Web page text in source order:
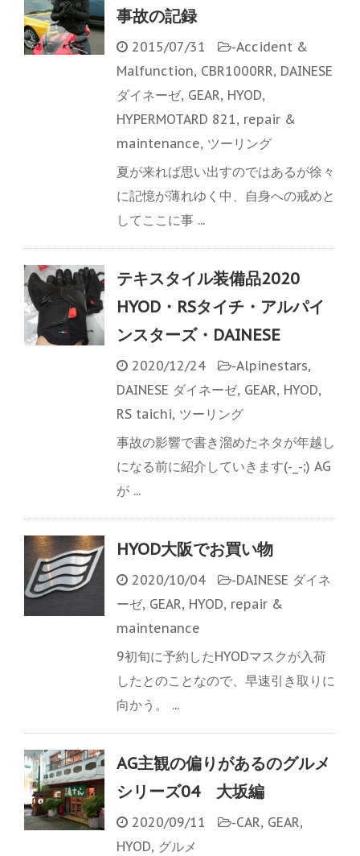
事故の記録
2015/07/31 -Accident &
Malfunction, CBR1000RR, DAINESE
ダイネーゼ, GEAR, HYOD,
HYPERMOTARD 821, repair &
maintenance, ツーリング
夏が来れば思い出すのではあるが徐々
に記憶が薄れゆく中、自身への戒めと
してここに事 ...
テキスタイル装備品2020
HYOD・RSタイチ・アルパイ
ンスターズ・DAINESE
2020/12/24 -Alpinestars,
DAINESE ダイネーゼ, GEAR, HYOD,
RS taichi, ツーリング
事故の影響で書き溜めたネタが年越し
になる前に紹介していきます(-_-;) AG
が ...
HYOD大阪でお買い物
2020/10/04 -DAINESE ダイネ
ーゼ, GEAR, HYOD, repair &
maintenance
9初旬に予約したHYODマスクが入荷
したとのことなので、早速引き取りに
向かう。 ...
AG主観の偏りがあるのグルメ
シリーズ04 大坂編
2020/09/11 -CAR, GEAR,
HYOD, グルメ